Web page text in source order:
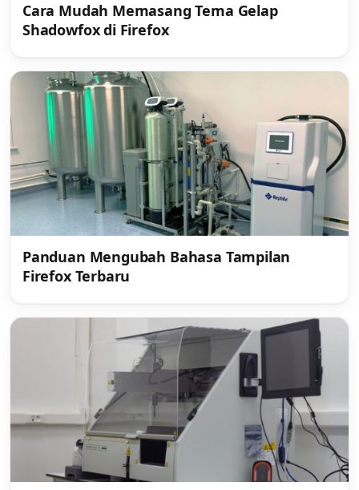
Cara Mudah Memasang Tema Gelap
Shadowfox di Firefox
Panduan Mengubah Bahasa Tampilan
Firefox Terbaru